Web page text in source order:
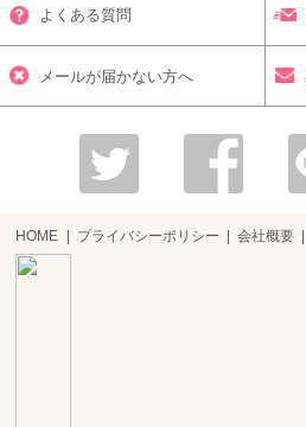
よくある質問
メールが届かない方へ
HOME プライバシーポリシー 会社概要